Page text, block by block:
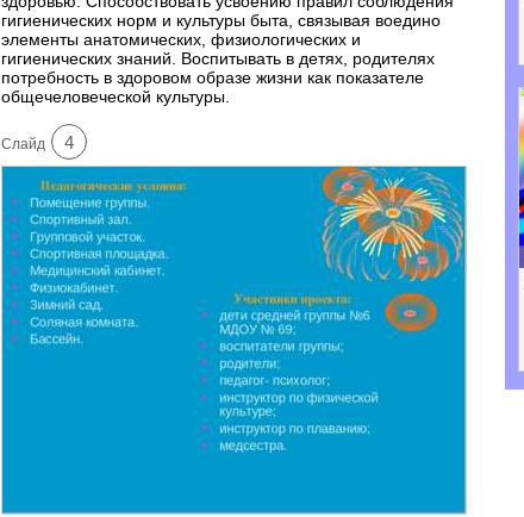
гигиенических норм и культуры быта, связывая воедино
элементы анатомических, физиологических и
гигиенических знаний. Воспитывать в детях, родителях
потребность в здоровом образе жизни как показателе
общечеловеческой культуры.
Cлайд 4